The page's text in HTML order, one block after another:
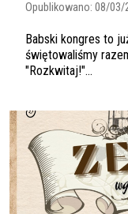
Opublikowano: 08/03/
Babski kongres to
świętowaliśmy
"Rozkwitaj!"...